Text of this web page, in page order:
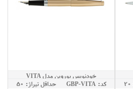
خودنویس یوروپن مدل VITA
کد: GBP-VITA
حداقل تيراژ: 50